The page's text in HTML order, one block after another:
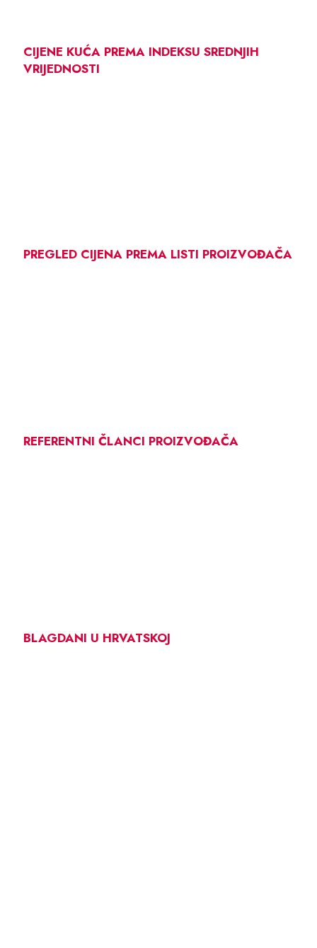
CIJENE KUĆA PREMA INDEKSU SREDNJIH
VRIJEDNOSTI
PREGLED CIJENA PREMA LISTI PROIZVOĐAČA
REFERENTNI ČLANCI PROIZVOĐAČA
BLAGDANI U HRVATSKOJ